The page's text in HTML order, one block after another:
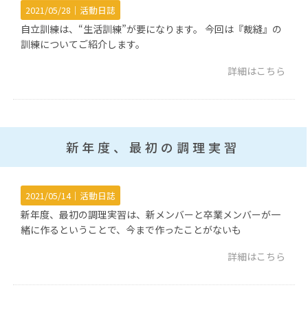
2021/05/28｜ 活動日誌
自立訓練は、“生活訓練”が要になります。 今回は『裁縫』の
訓練についてご紹介します。
詳細はこちら
新年度、最初の調理実習
2021/05/14｜ 活動日誌
新年度、最初の調理実習は、新メンバーと卒業メンバーが一
緒に作るということで、今まで作ったことがないも
詳細はこちら